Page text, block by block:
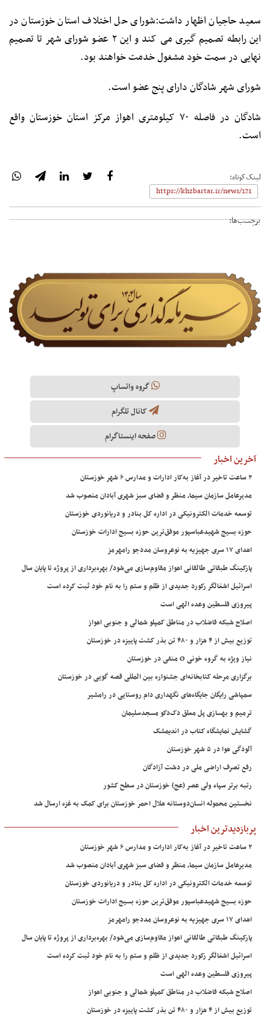
سعید حاجیان اظهار داشت:شورای حل اختلاف استان خوزستان در
این رابطه تصمیم گیری می کند و این ۲ عضو شورای شهر تا تصمیم
نهایی در سمت خود مشغول خدمت خواهند بود.
شورای شهر شادگان دارای پنج عضو است.
شادگان در فاصله ۷۰ کیلومتری اهواز مرکز استان خوزستان واقع
است.
لینک‌کوتاه:
برچسب‌ها:
گروه واتساپ
کانال تلگرام
صفحه اینستاگرام
آخرین اخبار
۲ ساعت تاخیر در آغاز به‌کار ادارات و مدارس ۶ شهر خوزستان
مدیرعامل سازمان سیما، منظر و فضای سبز شهری آبادان منصوب شد
توسعه خدمات الکترونیکی در اداره کل بنادر و دریانوردی خوزستان
حوزه بسیج شهیدعباسپور موفق‌ترین حوزه بسیج ادارات خوزستان
اهدای ۱۷ سری جهیزیه به نوعروسان مددجو رامهرمز
پارکینگ طبقاتی طالقانی اهواز مقاوم‌سازی می‌شود/ بهره‌برداری از پروژه تا پایان سال
اسرائیل اشغالگر رکورد جدیدی از ظلم و ستم را به نام خود ثبت کرده است
پیروزی فلسطین وعده الهی است
اصلاح شبکه فاضلاب در مناطق کمپلو شمالی و جنوبی اهواز
توزیع بیش از ۴ هزار و ۴۸۰ تن بذر کشت پاییزه در خوزستان
نیاز ویژه به گروه خونی O منفی در خوزستان
برگزاری مرحله کتابخانه‌ای جشنواره بین المللی قصه گویی در خوزستان
سمپاشی رایگان جایگاه‌های نگهداری دام روستایی در رامشیر
ترمیم و بهسازی پل معلق دک‌دکو مسجدسلیمان
گشایش نمایشگاه کتاب در اندیمشک
آلودگی هوا در ۵ شهر خوزستان
رفع تصرف اراضی ملی در دشت آزادگان
رتبه برتر سپاه ولی عصر (عج) خوزستان در سطح کشور
نخستین محموله انسان‌دوستانه هلال احمر خوزستان برای کمک به غزه ارسال شد
پربازدیدترین اخبار
۲ ساعت تاخیر در آغاز به‌کار ادارات و مدارس ۶ شهر خوزستان
مدیرعامل سازمان سیما، منظر و فضای سبز شهری آبادان منصوب شد
توسعه خدمات الکترونیکی در اداره کل بنادر و دریانوردی خوزستان
حوزه بسیج شهیدعباسپور موفق‌ترین حوزه بسیج ادارات خوزستان
اهدای ۱۷ سری جهیزیه به نوعروسان مددجو رامهرمز
پارکینگ طبقاتی طالقانی اهواز مقاوم‌سازی می‌شود/ بهره‌برداری از پروژه تا پایان سال
اسرائیل اشغالگر رکورد جدیدی از ظلم و ستم را به نام خود ثبت کرده است
پیروزی فلسطین وعده الهی است
اصلاح شبکه فاضلاب در مناطق کمپلو شمالی و جنوبی اهواز
توزیع بیش از ۴ هزار و ۴۸۰ تن بذر کشت پاییزه در خوزستان